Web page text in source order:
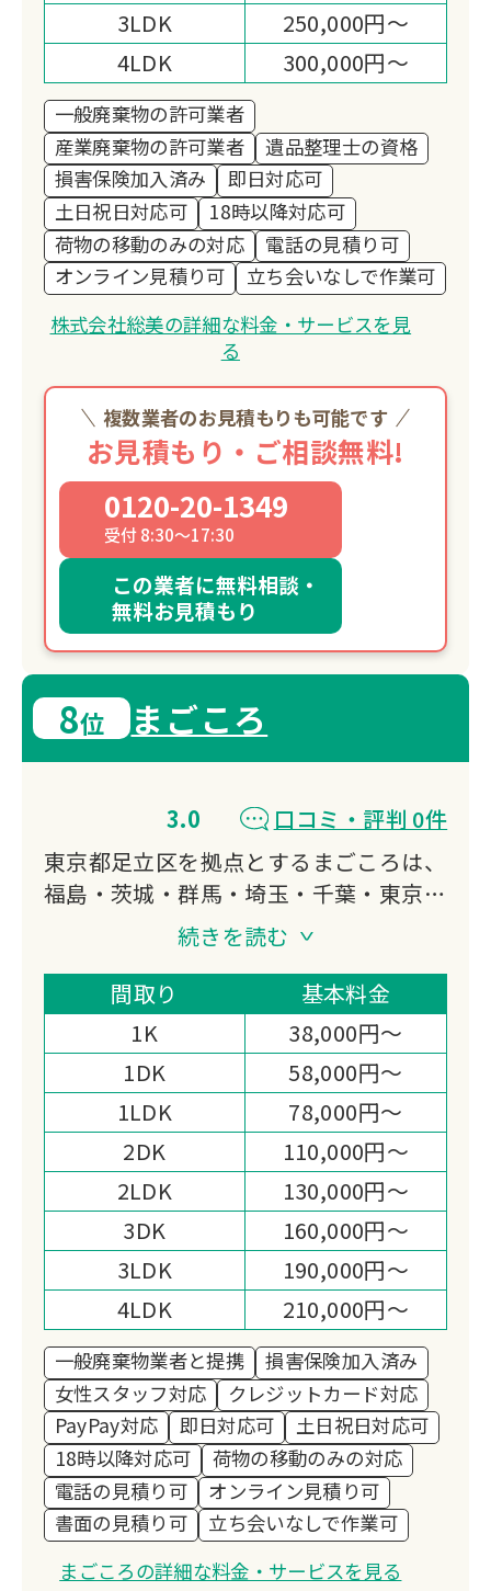
3LDK
250,000円～
4LDK
300,000円～
一般廃棄物の許可業者
産業廃棄物の許可業者
遺品整理士の資格
損害保険加入済み
即日対応可
土日祝日対応可
18時以降対応可
荷物の移動のみの対応
電話の見積り可
オンライン見積り可
立ち会いなしで作業可
株式会社総美の詳細な料金・サービスを見
る
複数業者のお見積もりも可能です
お見積もり・ご相談無料!
0120-20-1349
受付 8:30～17:30
この業者に無料相談・
無料お見積もり
8位 まごころ
3.0
口コミ・評判 0件
東京都足立区を拠点とするまごころは、
福島・茨城・群馬・埼玉・千葉・東京の
6都県で遺品整理・特殊清掃・空き家片
付けに対応しています。
損害保険加入済みで、家屋解体・デジタ
ル遺品整理・お焚き上げ・遺品供養まで
幅広く対応できる点が、他社にはない強
みです。
続きを読む
間取り
基本料金
1K
38,000円～
1DK
58,000円～
1LDK
78,000円～
2DK
110,000円～
2LDK
130,000円～
3DK
160,000円～
3LDK
190,000円～
4LDK
210,000円～
一般廃棄物業者と提携
損害保険加入済み
女性スタッフ対応
クレジットカード対応
PayPay対応
即日対応可
土日祝日対応可
18時以降対応可
荷物の移動のみの対応
電話の見積り可
オンライン見積り可
書面の見積り可
立ち会いなしで作業可
まごころの詳細な料金・サービスを見る